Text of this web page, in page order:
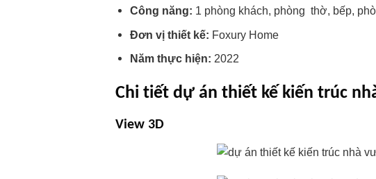
Công năng: 1 phòng khách, phòng thờ, bếp,
Đơn vị thiết kế: Foxury Home
Năm thực hiện: 2022
Chi tiết dự án thiết kế kiến trúc
View 3D